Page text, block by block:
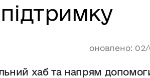
оновлено:
хаб та напрям